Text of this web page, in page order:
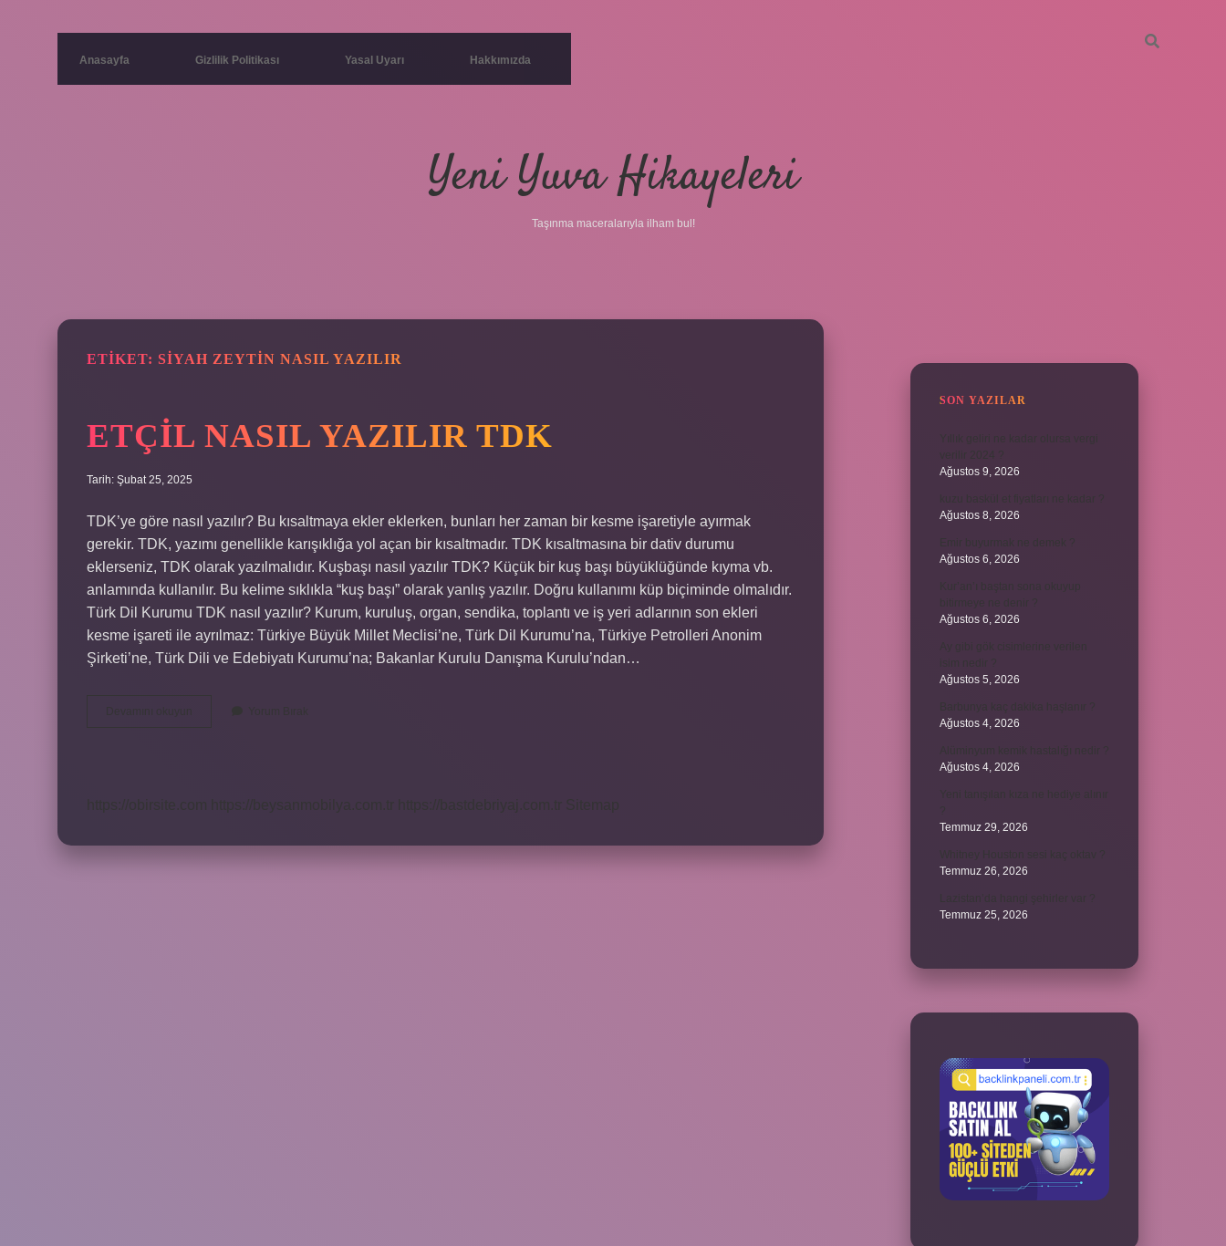
Anasayfa Gizlilik Politikası Yasal Uyarı Hakkımızda
Yeni Yuva Hikayeleri
Taşınma maceralarıyla ilham bul!
ETIKET: SIYAH ZEYTIN NASIL YAZILIR
ETÇIL NASIL YAZILIR TDK
Tarih: Şubat 25, 2025
TDK’ye göre nasıl yazılır? Bu kısaltmaya ekler eklerken, bunları her zaman bir kesme işaretiyle ayırmak
gerekir. TDK, yazımı genellikle karışıklığa yol açan bir kısaltmadır. TDK kısaltmasına bir dativ durumu
eklerseniz, TDK olarak yazılmalıdır. Kuşbaşı nasıl yazılır TDK? Küçük bir kuş başı büyüklüğünde kıyma vb.
anlamında kullanılır. Bu kelime sıklıkla “kuş başı” olarak yanlış yazılır. Doğru kullanımı küp biçiminde olmalıdır.
Türk Dil Kurumu TDK nasıl yazılır? Kurum, kuruluş, organ, sendika, toplantı ve iş yeri adlarının son ekleri
kesme işareti ile ayrılmaz: Türkiye Büyük Millet Meclisi’ne, Türk Dil Kurumu’na, Türkiye Petrolleri Anonim
Şirketi’ne, Türk Dili ve Edebiyatı Kurumu’na; Bakanlar Kurulu Danışma Kurulu’ndan…
SON YAZILAR
Ağustos 9, 2026
Ağustos 8, 2026
Ağustos 6, 2026
Ağustos 6, 2026
Ağustos 5, 2026
Ağustos 4, 2026
Ağustos 4, 2026
Temmuz 29, 2026
Temmuz 26, 2026
Temmuz 25, 2026